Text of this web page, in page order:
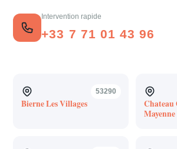
Intervention rapide
+33 7 71 01 43 96
53290
Bierne Les Villages
Mayenne